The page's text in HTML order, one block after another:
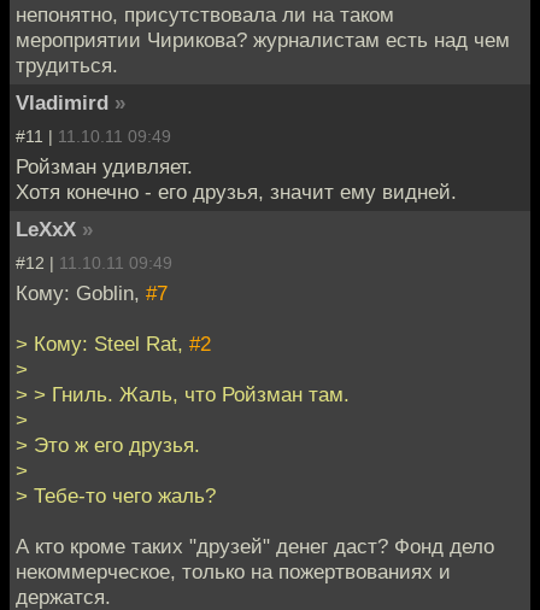
непонятно, присутствовала ли на таком
мероприятии Чирикова? журналистам есть над чем
трудиться.
Vladimird »
#11 | 11.10.11 09:49
Ройзман удивляет.
Хотя конечно - его друзья, значит ему видней.
LeXxX »
#12 | 11.10.11 09:49
Кому: Goblin, #7
> Кому: Steel Rat, #2
>
> > Гниль. Жаль, что Ройзман там.
>
> Это ж его друзья.
>
> Тебе-то чего жаль?
А кто кроме таких "друзей" денег даст? Фонд дело
некоммерческое, только на пожертвованиях и
держатся.